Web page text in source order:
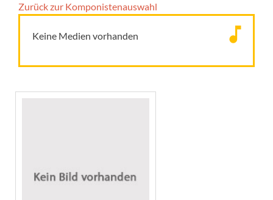
Zurück zur Komponisten­auswahl
Keine Medien vorhanden